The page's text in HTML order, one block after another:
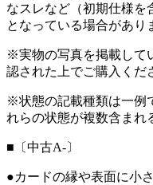
なスレなど（初期仕様を
となっている場合があり
※実物の写真を掲載して
認された上でご購入くだ
※状態の記載種類は一例
れらの状態が複数含まれ
■〔中古A-〕
●カードの縁や表面に小